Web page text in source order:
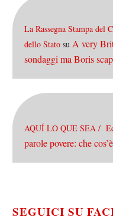
La Rassegna Stampa del
dello Stato su A very
sondaggi ma Boris
AQUÍ LO QUE SEA /
parole povere: che
SEGUICI SU